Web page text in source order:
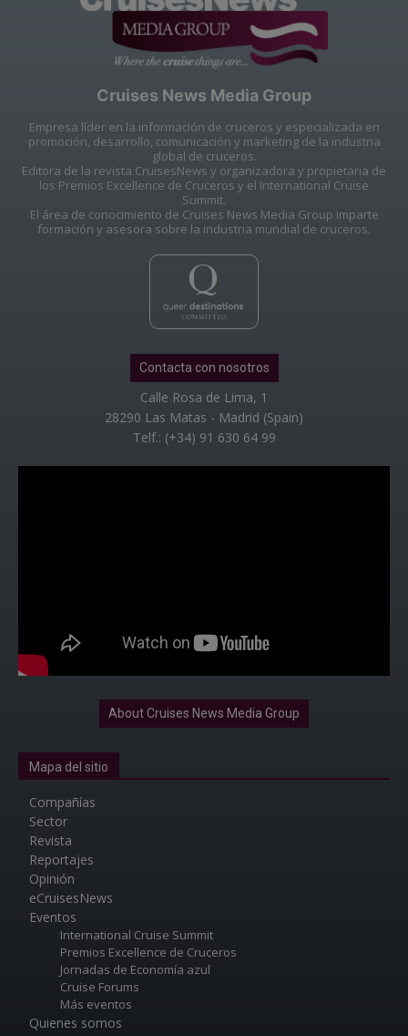
Cruises News Media Group
Empresa líder en la información de cruceros y especializada en
promoción, desarrollo, comunicación y marketing de la industria
global de cruceros.
Editora de la revista CruisesNews y organizadora y propietaria de
los Premios Excellence de Cruceros y el International Cruise
Summit.
El área de conocimiento de Cruises News Media Group imparte
formación y asesora sobre la industria mundial de cruceros.
Contacta con nosotros
Calle Rosa de Lima, 1
28290 Las Matas - Madrid (Spain)
Telf.: (+34) 91 630 64 99
About Cruises News Media Group
Mapa del sitio
Compañías
Sector
Revista
Reportajes
Opinión
eCruisesNews
Eventos
International Cruise Summit
Premios Excellence de Cruceros
Jornadas de Economía azul
Cruise Forums
Más eventos
Quienes somos